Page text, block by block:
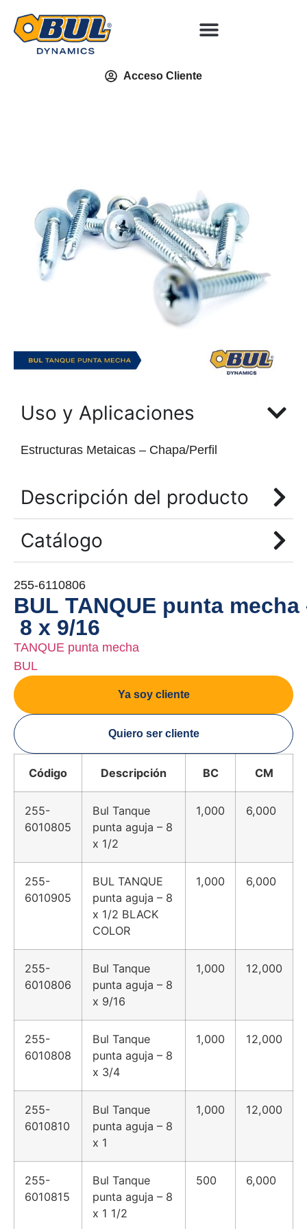
Acceso Cliente
Uso y Aplicaciones
Estructuras Metaicas – Chapa/Perfil
Descripción del producto
Catálogo
255-6110806
BUL TANQUE punta mecha
8 x 9/16
TANQUE punta mecha
BUL
Ya soy cliente
Quiero ser cliente
Código Descripción BC CM
255-
6010805
Bul Tanque
punta aguja – 8
x 1/2
1,000 6,000
255-
6010905
BUL TANQUE
punta aguja – 8
x 1/2 BLACK
COLOR
1,000 6,000
255-
6010806
Bul Tanque
punta aguja – 8
x 9/16
1,000 12,000
255-
6010808
Bul Tanque
punta aguja – 8
x 3/4
1,000 12,000
255-
6010810
Bul Tanque
punta aguja – 8
x 1
1,000 12,000
255-
6010815
Bul Tanque
punta aguja – 8
x 1 1/2
500 6,000